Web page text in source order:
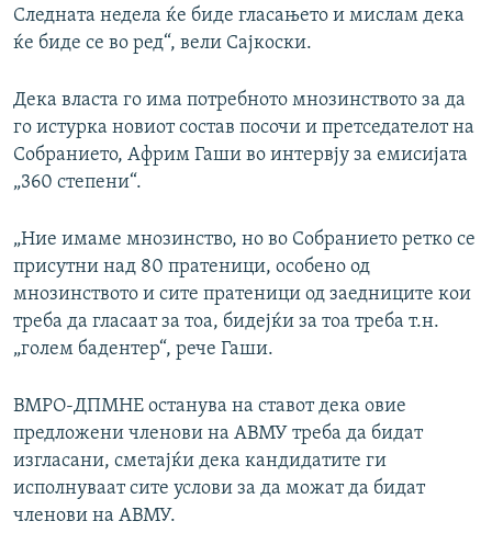
Следната недела ќе биде гласањето и мислам дека
ќе биде се во ред“, вели Сајкоски.
Дека власта го има потребното мнозинството за да
го истурка новиот состав посочи и претседателот на
Собранието, Африм Гаши во интервју за емисијата
„360 степени“.
„Ние имаме мнозинство, но во Собранието ретко се
присутни над 80 пратеници, особено од
мнозинството и сите пратеници од заедниците кои
треба да гласаат за тоа, бидејќи за тоа треба т.н.
„голем бадентер“, рече Гаши.
ВМРО-ДПМНЕ останува на ставот дека овие
предложени членови на АВМУ треба да бидат
изгласани, сметајќи дека кандидатите ги
исполнуваат сите услови за да можат да бидат
членови на АВМУ.